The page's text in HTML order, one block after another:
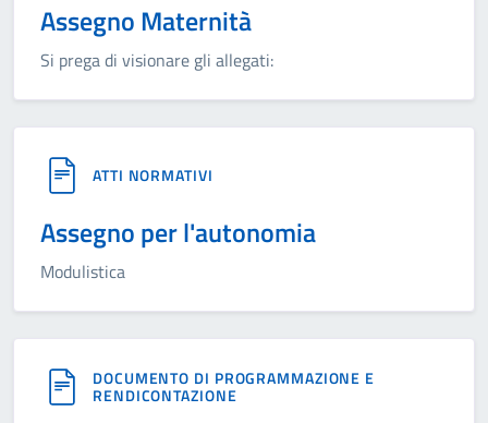
Assegno Maternità
Si prega di visionare gli allegati:
ATTI NORMATIVI
Assegno per l'autonomia
Modulistica
DOCUMENTO DI PROGRAMMAZIONE E
RENDICONTAZIONE